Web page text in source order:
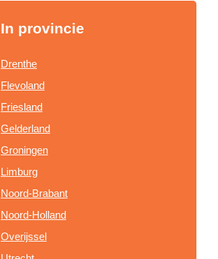
In provincie
Drenthe
Flevoland
Friesland
Gelderland
Groningen
Limburg
Noord-Brabant
Noord-Holland
Overijssel